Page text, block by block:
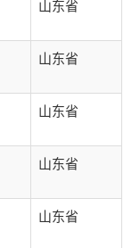
山东省
山东省
山东省
山东省
山东省